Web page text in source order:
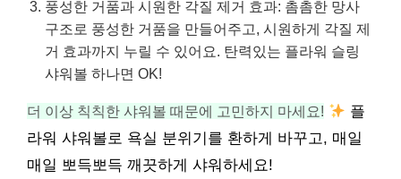
풍성한 거품과 시원한 각질 제거 효과: 촘촘한 망사
구조로 풍성한 거품을 만들어주고, 시원하게 각질 제
거 효과까지 누릴 수 있어요. 탄력있는 플라워 슬링
샤워볼 하나면 OK!
더 이상 칙칙한 샤워볼 때문에 고민하지 마세요!
플
라워 샤워볼로 욕실 분위기를 환하게 바꾸고, 매일
매일 뽀득뽀득 깨끗하게 샤워하세요!